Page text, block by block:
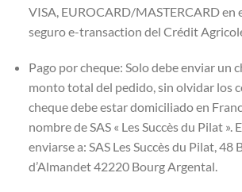
VISA, EUROCARD/MASTERCARD en
seguro e-transaction del Crédit
Pago por cheque: Solo debe enviar un
monto total del pedido, sin olvidar los
cheque debe estar domiciliado en
nombre de SAS « Les Succès du Pilat ».
enviarse a: SAS Les Succès du Pilat, 48
d’Almandet 42220 Bourg Argental.